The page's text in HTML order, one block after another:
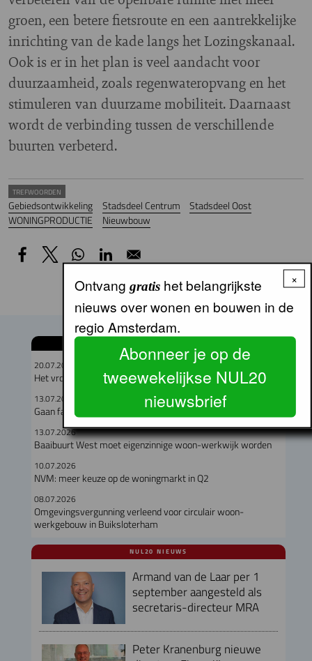
groen, een betere fietsroute en een aantrekkelijke
inrichting van de kade langs het Lozingskanaal.
Ook is er in het plan is veel aandacht voor
duurzaamheid, zoals regenwateropvang en het
stimuleren van duurzame mobiliteit. Daarnaast
wordt de verbinding tussen de verschillende
buurten verbeterd.
TREFWOORDEN
Gebiedsontwikkeling Stadsdeel Centrum
Stadsdeel Oost
WONINGPRODUCTIE
Nieuwbouw
20.07.2026
Het vrouwelijk perspectief bij gebiedsontwikkeling
13.07.2026
Gaan fabriekswoningen het woningtekort lenigen?
13.07.2026
Baaibuurt West moet eigenzinnige woon-werkwijk worden
10.07.2026
NVM: meer keuze op de woningmarkt in Q2
08.07.2026
Omgevingsvergunning verleend voor circulair woon-
werkgebouw in Buiksloterham
NUL20 NIEUWS
Armand van de Laar per 1
september aangesteld als
secretaris-directeur MRA
Peter Kranenburg nieuwe
×
Ontvang gratishet belangrijkste
nieuws over wonen en bouwen in de
regio Amsterdam.
Abonneer je op de
tweewekelijkse NUL20
nieuwsbrief